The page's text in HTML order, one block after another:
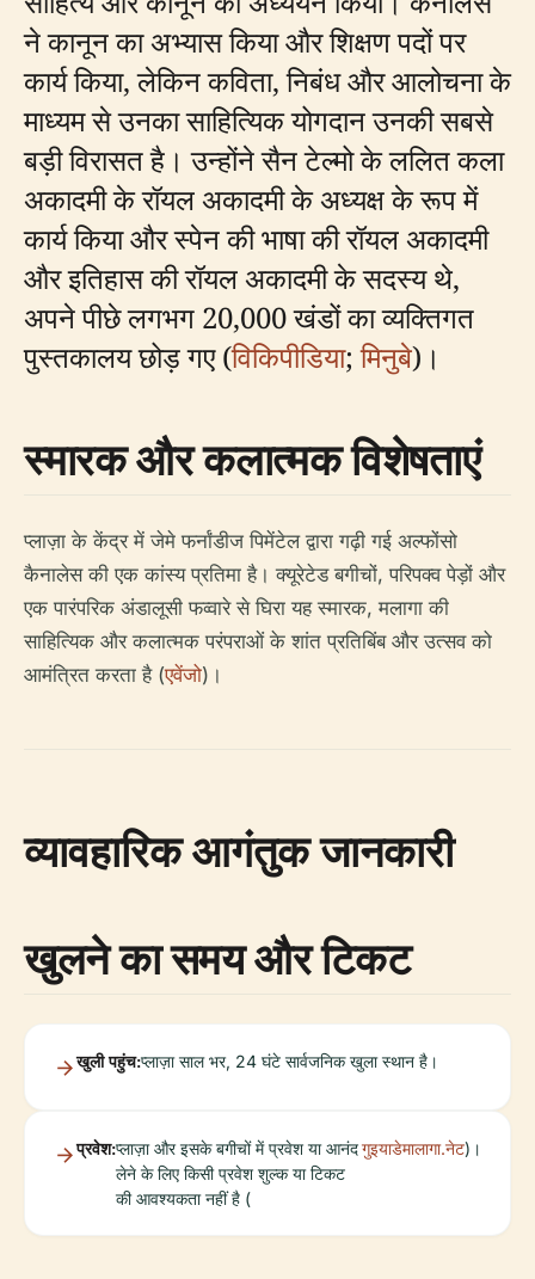
ने कानून का अभ्यास किया और शिक्षण पदों पर
कार्य किया, लेकिन कविता, निबंध और आलोचना के
माध्यम से उनका साहित्यिक योगदान उनकी सबसे
बड़ी विरासत है। उन्होंने सैन टेल्मो के ललित कला
अकादमी के रॉयल अकादमी के अध्यक्ष के रूप में
कार्य किया और स्पेन की भाषा की रॉयल अकादमी
और इतिहास की रॉयल अकादमी के सदस्य थे,
अपने पीछे लगभग 20,000 खंडों का व्यक्तिगत
पुस्तकालय छोड़ गए (विकिपीडिया;मिनुबे)।
स्मारक और कलात्मक विशेषताएं
प्लाज़ा के केंद्र में जेमे फर्नांडीज पिमेंटेल द्वारा गढ़ी गई अल्फोंसो
कैनालेस की एक कांस्य प्रतिमा है। क्यूरेटेड बगीचों, परिपक्व पेड़ों और
एक पारंपरिक अंडालूसी फव्वारे से घिरा यह स्मारक, मलागा की
साहित्यिक और कलात्मक परंपराओं के शांत प्रतिबिंब और उत्सव को
आमंत्रित करता है (एवेंजो)।
व्यावहारिक आगंतुक जानकारी
खुलने का समय और टिकट
खुली पहुंच:प्लाज़ा साल भर, 24 घंटे सार्वजनिक खुला स्थान है।
प्रवेश:प्लाज़ा और इसके बगीचों में प्रवेश या आनंद
लेने के लिए किसी प्रवेश शुल्क या टिकट
की आवश्यकता नहीं है (
गुइयाडेमालागा.नेट)।